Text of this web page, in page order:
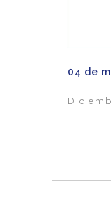
04 de